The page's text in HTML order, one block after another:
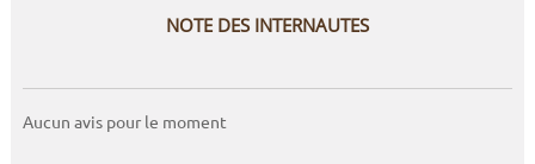
NOTE DES INTERNAUTES
Aucun avis pour le moment